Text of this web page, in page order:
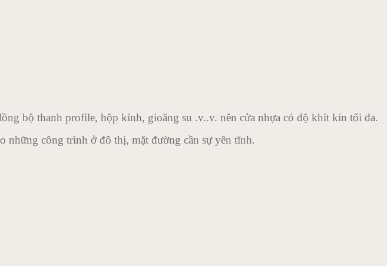
bộ thanh profile, hộp kính, gioăng su .v..v. nên cửa nhựa có độ khít kín tối đa.
những công trình ở đô thị, mặt đường cần sự yên tĩnh.